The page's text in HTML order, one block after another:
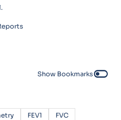
Show Bookmarkstoggle_off
FEV1
FVC